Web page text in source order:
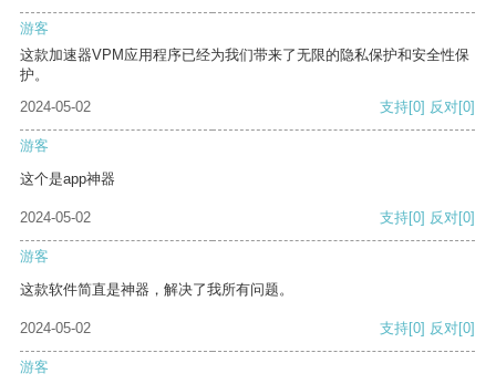
游客
这款加速器VPM应用程序已经为我们带来了无限的隐私保护和安全性保
护。
2024-05-02
支持[0] 反对[0]
游客
这个是app神器
2024-05-02 支持[0] 反对[0]
游客
这款软件简直是神器，解决了我所有问题。
2024-05-02 支持[0] 反对[0]
游客